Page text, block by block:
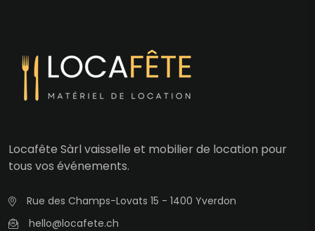
Locafête Sàrl vaisselle et mobilier de location pour
tous vos événements.
Rue des Champs-Lovats 15 - 1400 Yverdon
hello@locafete.ch